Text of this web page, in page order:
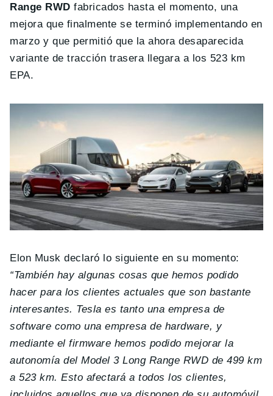
Range RWD fabricados hasta el momento, una
mejora que finalmente se terminó implementando en
marzo y que permitió que la ahora desaparecida
variante de tracción trasera llegara a los 523 km
EPA.
Elon Musk declaró lo siguiente en su momento:
“También hay algunas cosas que hemos podido
hacer para los clientes actuales que son bastante
interesantes. Tesla es tanto una empresa de
software como una empresa de hardware, y
mediante el firmware hemos podido mejorar la
autonomía del Model 3 Long Range RWD de 499 km
a 523 km. Esto afectará a todos los clientes,